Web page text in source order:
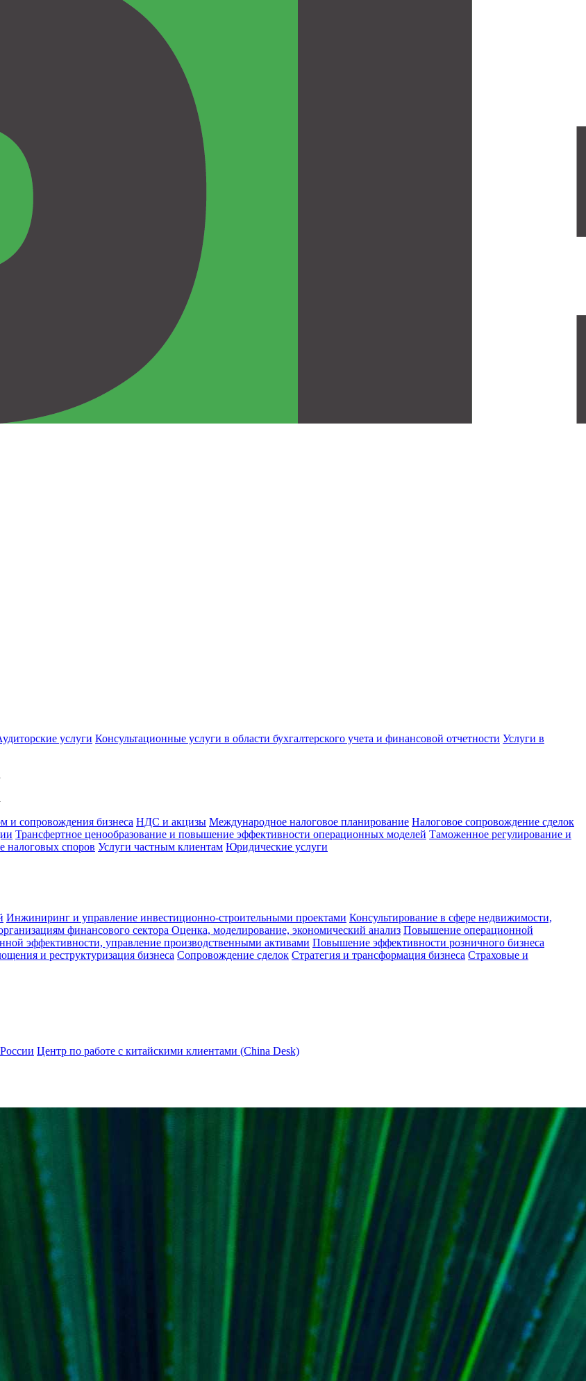
услуги Консультационные услуги в области бухгалтерского учета и финансовой отчетности Услуги в
и сопровождения бизнеса НДС и акцизы Международное налоговое планирование Налоговое сопровождение сделок
Трансфертное ценообразование и повышение эффективности операционных моделей Таможенное регулирование и
налоговых споров Услуги частным клиентам Юридические услуги
Инжиниринг и управление инвестиционно-строительными проектами Консультирование в сфере недвижимости,
финансового сектора Оценка, моделирование, экономический анализ Повышение операционной
эффективности, управление производственными активами Повышение эффективности розничного бизнеса
и реструктуризация бизнеса Сопровождение сделок Стратегия и трансформация бизнеса Страховые и
Центр по работе с китайскими клиентами (China Desk)